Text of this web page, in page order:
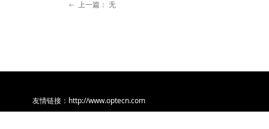
ꂃ 上一篇： 无
友情链接：http://www.optecn.com